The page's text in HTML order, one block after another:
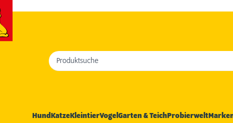
Produktsuche
HundKatzeKleintierVogel Garten & TeichProbierwelt